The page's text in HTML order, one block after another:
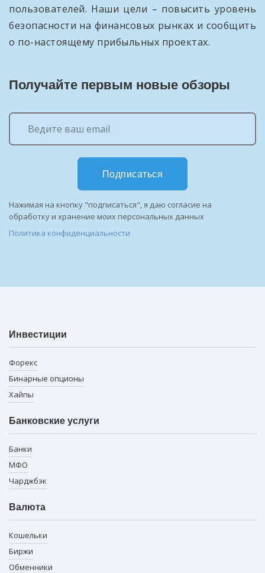
пользователей. Наши цели – повысить уровень
безопасности на финансовых рынках и сообщить
о по-настоящему прибыльных проектах.
Получайте первым новые обзоры
Подписаться
Нажимая на кнопку "подписаться", я даю согласие на
обработку и хранение моих персональных данных
Политика конфиденциальности
Инвестиции
Форекс
Бинарные опционы
Хайпы
Банковские услуги
Банки
МФО
Чарджбэк
Валюта
Кошельки
Биржи
Обменники